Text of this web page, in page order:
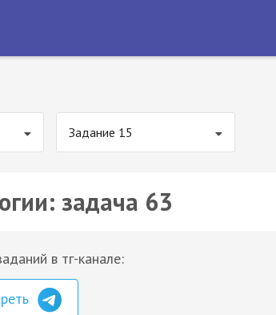
Задание 15
задача 63
в тг-канале: